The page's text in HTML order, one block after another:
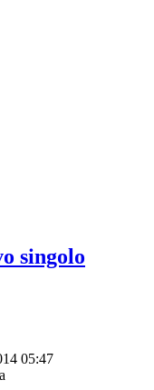
singolo
05:47